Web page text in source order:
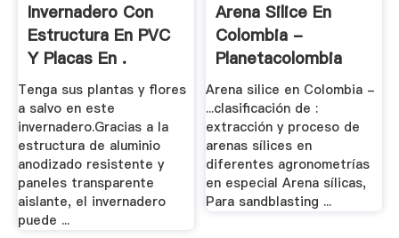
Invernadero Con
Estructura En PVC
Y Placas En .
Tenga sus plantas y flores
a salvo en este
invernadero.Gracias a la
estructura de aluminio
anodizado resistente y
paneles transparente
aislante, el invernadero
puede ...
Arena Silice En
Colombia -
Planetacolombia
Arena silice en Colombia -
...clasificación de :
extracción y proceso de
arenas sílices en
diferentes agronometrías
en especial Arena sílicas,
Para sandblasting ...